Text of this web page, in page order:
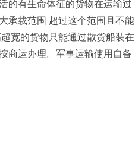
的有生命体征的货物在运输过
承载范围 超过这个范围且不能
宽的货物只能通过散货船装在
商运办理。军事运输使用自备